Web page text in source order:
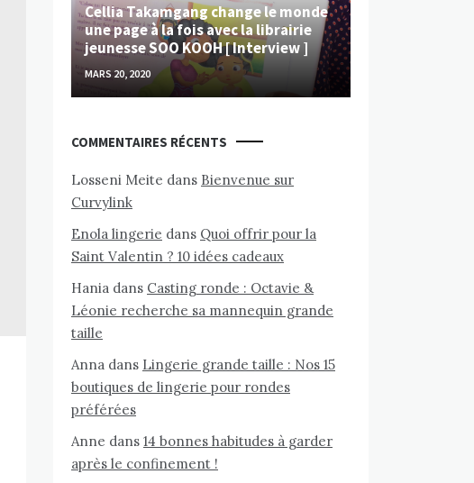
Cellia Takamgang change le monde
une page à la fois avec la librairie
jeunesse SOO KOOH [ Interview ]
MARS 20, 2020
COMMENTAIRES RÉCENTS
Losseni Meite dans Bienvenue sur
Curvylink
Enola lingerie dans Quoi offrir pour la
Saint Valentin ? 10 idées cadeaux
Hania dans Casting ronde : Octavie &
Léonie recherche sa mannequin grande
taille
Anna dans Lingerie grande taille : Nos 15
boutiques de lingerie pour rondes
préférées
Anne dans 14 bonnes habitudes à garder
après le confinement !